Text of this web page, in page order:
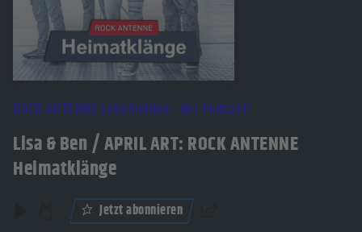
ROCK ANTENNE Lokalhelden - der Podcast!
Lisa & Ben / APRIL ART: ROCK ANTENNE
Heimatklänge
Jetzt abonnieren